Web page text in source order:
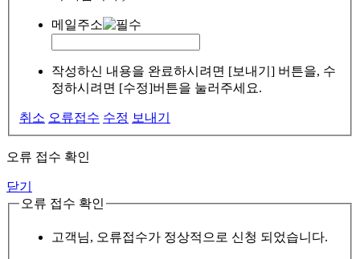
메일주소
작성하신 내용을 완료하시려면 [보내기] 버튼을, 수
정하시려면 [수정]버튼을 눌러주세요.
취소 오류접수 수정 보내기
오류 접수 확인
닫기
오류 접수 확인
고객님, 오류접수가 정상적으로 신청 되었습니다.